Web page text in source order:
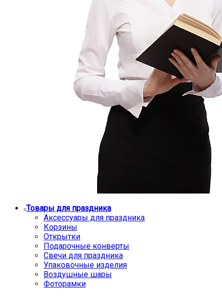
Товары для праздника
Аксессуары для праздника
Корзины
Открытки
Подарочные конверты
Свечи для праздника
Упаковочные изделия
Воздушные шары
Фоторамки